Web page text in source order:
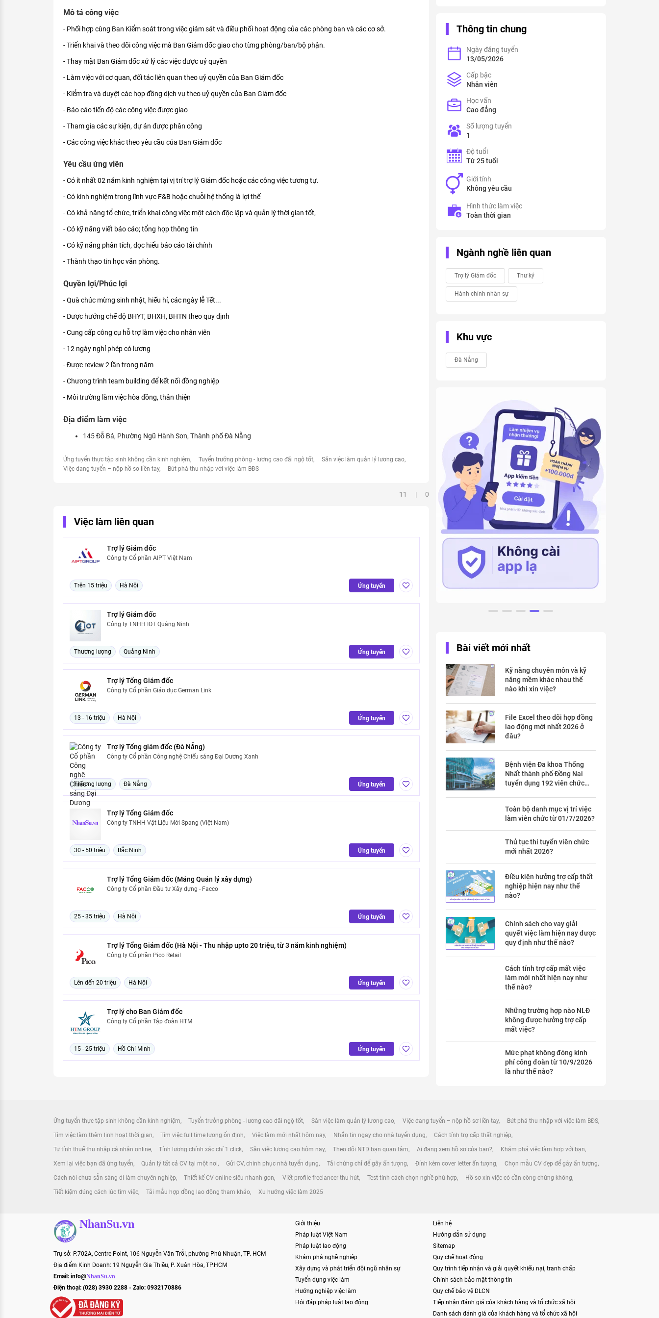
KHÁM PHÁ NGHỀ NGHIỆP
Tử vi nghề nghiệp
Kỹ năng nghề nghiệp
HƯỚNG NGHIỆP VIỆC LÀM
Đặc trưng từng nghề
TUYỂN DỤNG VIỆC LÀM
Mô tả công việc
- Phối hợp cùng Ban Kiểm soát trong việc giám sát và điều phối hoạt động của các phòng ban và các cơ sở.
- Triển khai và theo dõi công việc mà Ban Giám đốc giao cho từng phòng/ban/bộ phận.
- Thay mặt Ban Giám đốc xử lý các việc được uỷ quyền
- Làm việc với cơ quan, đối tác liên quan theo uỷ quyền của Ban Giám đốc
- Kiểm tra và duyệt các hợp đồng dịch vụ theo uỷ quyền của Ban Giám đốc
- Báo cáo tiến độ các công việc được giao
- Tham gia các sự kiện, dự án được phân công
- Các công việc khác theo yêu cầu của Ban Giám đốc
Yêu cầu ứng viên
- Có ít nhất 02 năm kinh nghiệm tại vị trí trợ lý Giám đốc hoặc các công việc tương tự.
- Có kinh nghiệm trong lĩnh vực F&B hoặc chuỗi hệ thống là lợi thế
- Có khả năng tổ chức, triển khai công việc một cách độc lập và quản lý thời gian tốt,
- Có kỹ năng viết báo cáo; tổng hợp thông tin
- Có kỹ năng phân tích, đọc hiểu báo cáo tài chính
- Thành thạo tin học văn phòng.
Quyền lợi/Phúc lợi
- Quà chúc mừng sinh nhật, hiếu hỉ, các ngày lễ Tết...
- Được hưởng chế độ BHYT, BHXH, BHTN theo quy định
- Cung cấp công cụ hỗ trợ làm việc cho nhân viên
- 12 ngày nghỉ phép có lương
- Được review 2 lần trong năm
- Chương trình team building để kết nối đồng nghiệp
- Môi trường làm việc hòa đồng, thân thiện
Địa điểm làm việc
145 Đỗ Bá, Phường Ngũ Hành Sơn, Thành phố Đà Nẵng
Ứng tuyển thực tập sinh không cần kinh nghiệm Tuyển trưởng phòng - lương cao đãi ngộ tốt
Săn việc làm quản lý lương cao
Việc đang tuyển – nộp hồ sơ liền tay
Bứt phá thu nhập với việc làm BĐS
11 | 0
Việc làm liên quan
Trợ lý Giám đốc
Công ty Cổ phần AIPT Việt Nam
Trên 15 triệu Hà Nội Ứng tuyển
Trợ lý Giám đốc
Công ty TNHH IOT Quảng Ninh
Thương lượng Quảng Ninh Ứng tuyển
Trợ lý Tổng Giám đốc
Công ty Cổ phần Giáo dục German Link
13 - 16 triệu Hà Nội Ứng tuyển
Trợ lý Tổng giám đốc (Đà Nẵng)
Công ty Cổ phần Công nghệ Chiếu sáng Đại Dương Xanh
Thương lượng Đà Nẵng Ứng tuyển
Trợ lý Tổng Giám đốc
Công ty TNHH Vật Liệu Mới Spang (Việt Nam)
30 - 50 triệu Bắc Ninh Ứng tuyển
Trợ lý Tổng Giám đốc (Mảng Quản lý xây dựng)
Công ty Cổ phần Đầu tư Xây dựng - Facco
25 - 35 triệu Hà Nội Ứng tuyển
Trợ lý Tổng Giám đốc (Hà Nội - Thu nhập upto 20 triệu, từ 3 năm kinh nghiệm)
Công ty Cổ phần Pico Retail
Lên đến 20 triệu Hà Nội Ứng tuyển
Trợ lý cho Ban Giám đốc
Công ty Cổ phần Tập đoàn HTM
15 - 25 triệu Hồ Chí Minh Ứng tuyển
Thông tin chung
Ngày đăng tuyển
13/05/2026
Cấp bậc
Nhân viên
Học vấn
Cao đẳng
Số lượng tuyển
1
Độ tuổi
Từ 25 tuổi
Giới tính
Không yêu cầu
Hình thức làm việc
Toàn thời gian
Ngành nghề liên quan
Trợ lý Giám đốc Thư ký
Hành chính nhân sự
Khu vực
Đà Nẵng
Bài viết mới nhất
Kỹ năng chuyên môn và kỹ
năng mềm khác nhau thế
nào khi xin việc?
File Excel theo dõi hợp đồng
lao động mới nhất 2026 ở
đâu?
Bệnh viện Đa khoa Thống
Nhất thành phố Đồng Nai
tuyển dụng 192 viên chức
Toàn bộ danh mục vị trí việc
làm viên chức từ 01/7/2026?
Thủ tục thi tuyển viên chức
mới nhất 2026?
Điều kiện hưởng trợ cấp thất
nghiệp hiện nay như thế
nào?
Chính sách cho vay giải
quyết việc làm hiện nay được
quy định như thế nào?
Cách tính trợ cấp mất việc
làm mới nhất hiện nay như
thế nào?
Những trường hợp nào NLĐ
không được hưởng trợ cấp
mất việc?
Mức phạt không đóng kinh
phí công đoàn từ 10/9/2026
là như thế nào?
Ứng tuyển thực tập sinh không cần kinh nghiệm Tuyển trưởng phòng - lương cao đãi ngộ tốt Săn việc làm quản lý lương cao Việc đang tuyển – nộp hồ sơ liền tay Bứt phá thu nhập với việc làm BĐS
Tìm việc làm thêm linh hoạt thời gian Tìm việc full time lương ổn định Việc làm mới nhất hôm nay Nhắn tin ngay cho nhà tuyển dụng Cách tính trợ cấp thất nghiệp
Tự tính thuế thu nhập cá nhân online Tính lương chính xác chỉ 1 click Săn việc lương cao hôm nay Theo dõi NTD bạn quan tâm Ai đang xem hồ sơ của bạn? Khám phá việc làm hợp với bạn
Xem lại việc bạn đã ứng tuyển Quản lý tất cả CV tại một nơi Gửi CV, chinh phục nhà tuyển dụng Tải chứng chỉ để gây ấn tượng Đính kèm cover letter ấn tượng Chọn mẫu CV đẹp để gây ấn tượng
Cách nói chưa sẵn sàng đi làm chuyên nghiệp Thiết kế CV online siêu nhanh gọn Viết profile freelancer thu hút Test tính cách chọn nghề phù hợp Hồ sơ xin việc có cần công chứng không
Tiết kiệm đúng cách lúc tìm việc Tải mẫu hợp đồng lao động tham khảo Xu hướng việc làm 2025
NhanSu.vn
Trụ sở: P.702A, Centre Point, 106 Nguyễn Văn Trỗi, phường Phú Nhuận, TP. HCM
Địa điểm Kinh Doanh: 19 Nguyễn Gia Thiều, P. Xuân Hòa, TP.HCM
Email: info@NhanSu.vn
Điện thoại: (028) 3930 2288 - Zalo: 0932170886
Giới thiệu
Pháp luật Việt Nam
Pháp luật lao động
Khám phá nghề nghiệp
Xây dựng và phát triển đội ngũ nhân sự
Tuyển dụng việc làm
Hướng nghiệp việc làm
Hỏi đáp pháp luật lao động
Liên hệ
Hướng dẫn sử dụng
Sitemap
Quy chế hoạt động
Quy trình tiếp nhận và giải quyết khiếu nại, tranh chấp
Chính sách bảo mật thông tin
Quy chế bảo vệ DLCN
Tiếp nhận đánh giá của khách hàng và tổ chức xã hội
Danh sách đánh giá của khách hàng và tổ chức xã hội